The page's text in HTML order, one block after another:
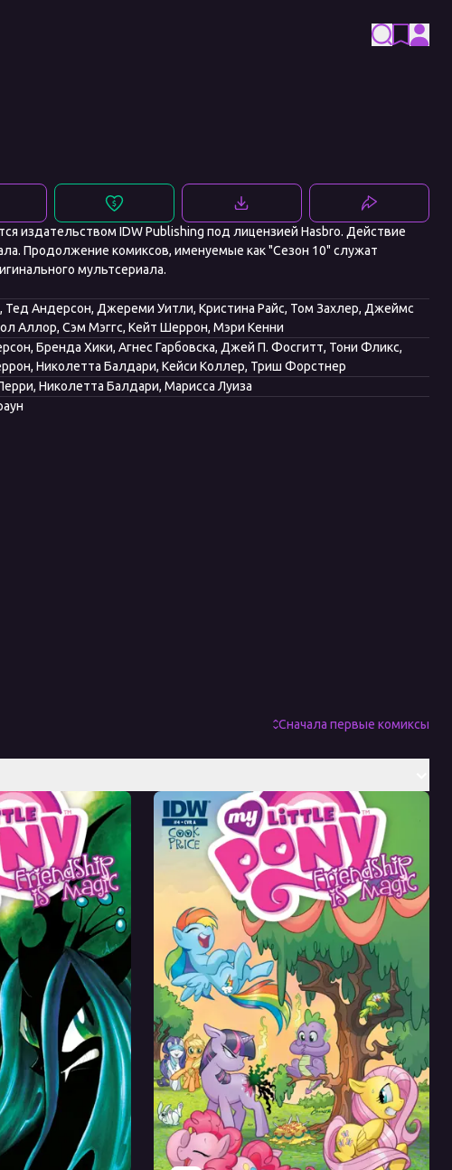
издательством IDW Publishing под лицензией Hasbro. Действие
Продолжение комиксов, именуемые как "Сезон 10" служат
мультсериала.
Тед Андерсон, Джереми Уитли, Кристина Райс, Том Захлер, Джеймс
Аллор, Сэм Мэггс, Кейт Шеррон, Мэри Кенни
Бренда Хики, Агнес Гарбовска, Джей П. Фосгитт, Тони Фликс,
Николетта Балдари, Кейси Коллер, Триш Форстнер
Николетта Балдари, Марисса Луиза
Сначала первые комиксы